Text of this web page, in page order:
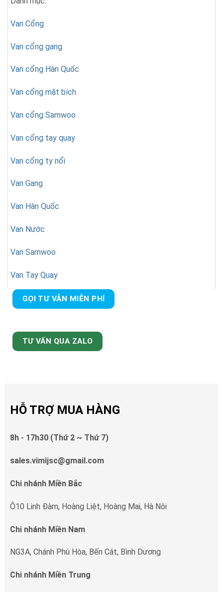
Van Cổng
Van cổng gang
Van cổng Hàn Quốc
Van cổng mặt bích
Van cổng Samwoo
Van cổng tay quay
Van cổng ty nổi
Van Gang
Van Hàn Quốc
Van Nước
Van Samwoo
Van Tay Quay
GỌI TƯ VẪN MIỄN PHÍ
TƯ VẤN QUA ZALO
HỖ TRỢ MUA HÀNG
8h - 17h30 (Thứ 2 ~ Thứ 7)
sales.vimijsc@gmail.com
Chi nhánh Miền Bắc
Ô10 Linh Đàm, Hoàng Liệt, Hoàng Mai, Hà Nôi
Chi nhánh Miền Nam
NG3A, Chánh Phú Hòa, Bến Cát, Bình Dương
Chi nhánh Miền Trung